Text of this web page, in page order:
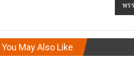
พร
You May Also Like